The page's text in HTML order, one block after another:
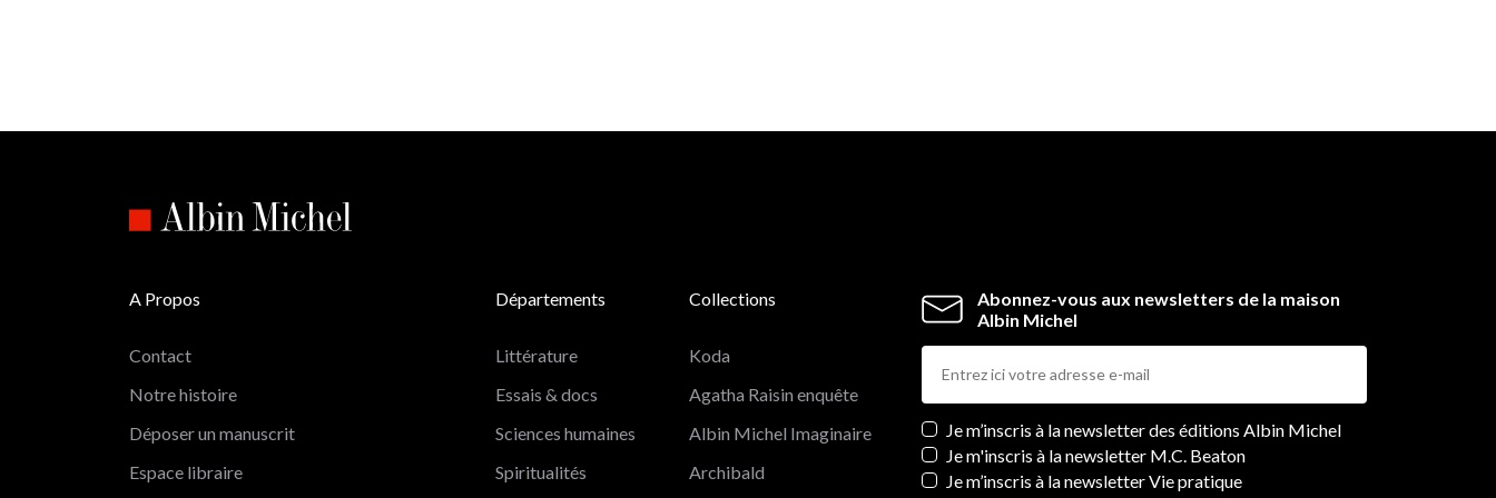
Abonnez-vous aux newsletters de la maison
Albin Michel
Newsletters
Je m’inscris à la newsletter des éditions Albin Michel
Je m'inscris à la newsletter M.C. Beaton
Je m’inscris à la newsletter Vie pratique
A Propos
Contact
Notre histoire
Déposer un manuscrit
Espace libraire
Départements
Littérature
Essais & docs
Sciences humaines
Spiritualités
Collections
Koda
Agatha Raisin enquête
Albin Michel Imaginaire
Archibald